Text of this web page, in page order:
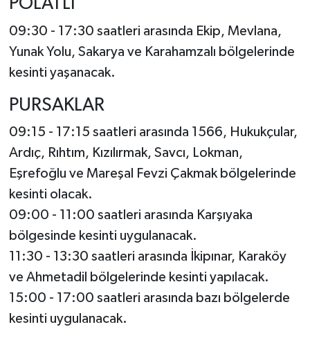
POLATLI
09:30 - 17:30 saatleri arasında Ekip, Mevlana,
Yunak Yolu, Sakarya ve Karahamzalı bölgelerinde
kesinti yaşanacak.
PURSAKLAR
09:15 - 17:15 saatleri arasında 1566, Hukukçular,
Ardıç, Rıhtım, Kızılırmak, Savcı, Lokman,
Eşrefoğlu ve Mareşal Fevzi Çakmak bölgelerinde
kesinti olacak.
09:00 - 11:00 saatleri arasında Karşıyaka
bölgesinde kesinti uygulanacak.
11:30 - 13:30 saatleri arasında İkipınar, Karaköy
ve Ahmetadil bölgelerinde kesinti yapılacak.
15:00 - 17:00 saatleri arasında bazı bölgelerde
kesinti uygulanacak.